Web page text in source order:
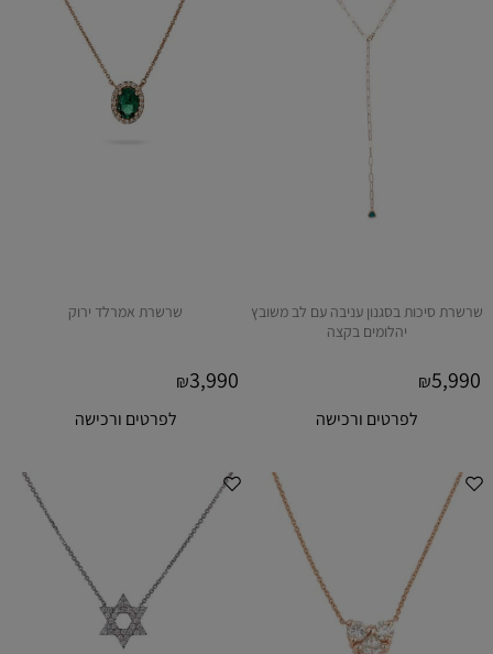
שרשרת סיכות בסגנון עניבה עם לב משובץ
יהלומים בקצה
₪5,990
לפרטים ורכישה
שרשרת אמרלד ירוק
₪3,990
לפרטים ורכישה